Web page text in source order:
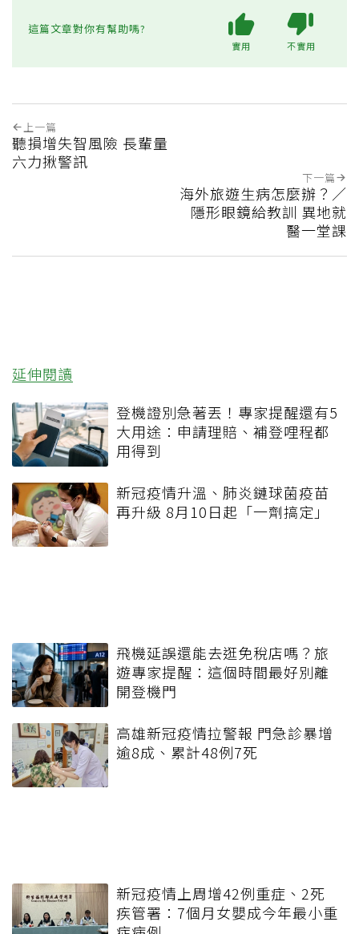
這篇文章對你有幫助嗎?
實用 不實用
上一篇
聽損增失智風險 長輩量
六力揪警訊
下一篇
海外旅遊生病怎麼辦？／
隱形眼鏡給教訓 異地就
醫一堂課
延伸閱讀
登機證別急著丟！專家提醒還有5
大用途：申請理賠、補登哩程都
用得到
新冠疫情升溫、肺炎鏈球菌疫苗
再升級 8月10日起「一劑搞定」
飛機延誤還能去逛免稅店嗎？旅
遊專家提醒：這個時間最好別離
開登機門
高雄新冠疫情拉警報 門急診暴增
逾8成、累計48例7死
新冠疫情上周增42例重症、2死
疾管署：7個月女嬰成今年最小重